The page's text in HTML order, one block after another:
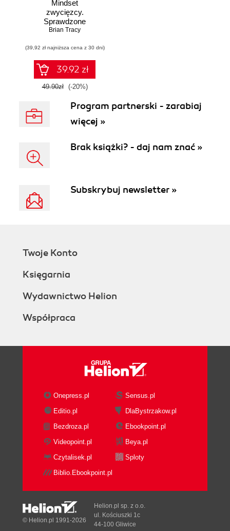
Mindset
zwycięzcy.
Sprawdzone
strategie na drodze
Brian Tracy
(39,92 zł najniższa cena z 30 dni)
39.92 zł
49.90zł (-20%)
Program partnerski - zarabiaj
więcej »
Brak książki? - daj nam znać »
Subskrybuj newsletter »
Twoje Konto
Księgarnia
Wydawnictwo Helion
Współpraca
Onepress.pl
Sensus.pl
Editio.pl
DlaBystrzakow.pl
Bezdroza.pl
Ebookpoint.pl
Videopoint.pl
Beya.pl
Czytalisek.pl
Sploty
Biblio.Ebookpoint.pl
© Helion.pl 1991-2026
Helion.pl sp. z o.o.
ul. Kościuszki 1c
44-100 Gliwice